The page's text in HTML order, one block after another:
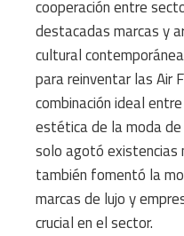
cooperación entre
destacadas marcas y
cultural
para reinventar las Air
combinación ideal
estética de la moda
solo agotó existencias
también fomentó la
marcas de lujo y
crucial en el sector.